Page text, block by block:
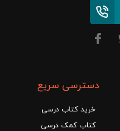
دسترسی سریع
خرید کتاب درسی
کتاب کمک درسی